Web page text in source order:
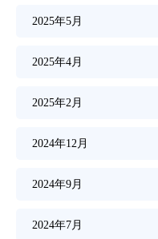
2025年5月
2025年4月
2025年2月
2024年12月
2024年9月
2024年7月